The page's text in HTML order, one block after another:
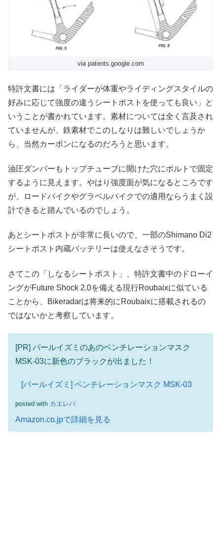
via patents.google.com
特許文書には「ライダーが体重やライディングスタイルの
好みに応じて強度の違うシートポストを使っても良い」と
いうことが書かれています。素材については全く言及され
ていませんが、鉄素材でこのしなりは難しいでしょうか
ら、当然カーボンになるのだろうと思います。
油圧ダンパーもトップチューブに開けた穴にボルトで固定
するように見えます。やはり強度面が気になるところです
が、ロードバイクやグラベルバイクでの適用ならうまく設
計できると踏んでいるのでしょう。
あとシートポストが非常に長いので、一部のShimano Di2
シートポスト内蔵バッテリーは使えなさそうです。
さてこの「しなるシートポスト」、特許文書中のドローイ
ングがFuture Shock 2.0を備える現行Roubaixに似ている
ことから、Bikeradarは将来的にRoubaixに搭載されるの
ではないかと考察しています。
[PR] パールイズミのあのベンチレーションマスク
MSK-03に新色のブラックが出ました！
[パールイズミ] ベンチレーションマスク MSK-03
posted with カエレバ
Amazon.co.jpで詳細を見る